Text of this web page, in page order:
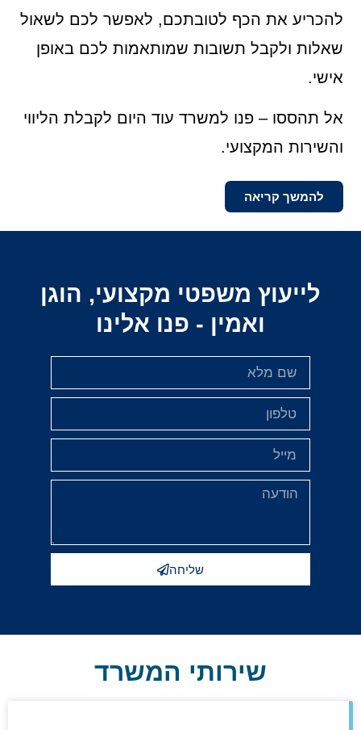
להכריע את הכף לטובתכם, לאפשר לכם לשאול
שאלות ולקבל תשובות שמותאמות לכם באופן
אישי.
אל תהססו – פנו למשרד עוד היום לקבלת הליווי
והשירות המקצועי.
להמשך קריאה
לייעוץ משפטי מקצועי, הוגן
ואמין - פנו אלינו
שליחה
שירותי המשרד